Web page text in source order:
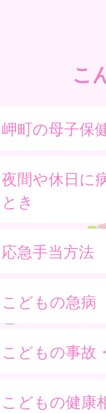
こ
岬町の母子保
夜間や休日に
とき
応急手当方法
こどもの急病
こどもの事故
こどもの健康